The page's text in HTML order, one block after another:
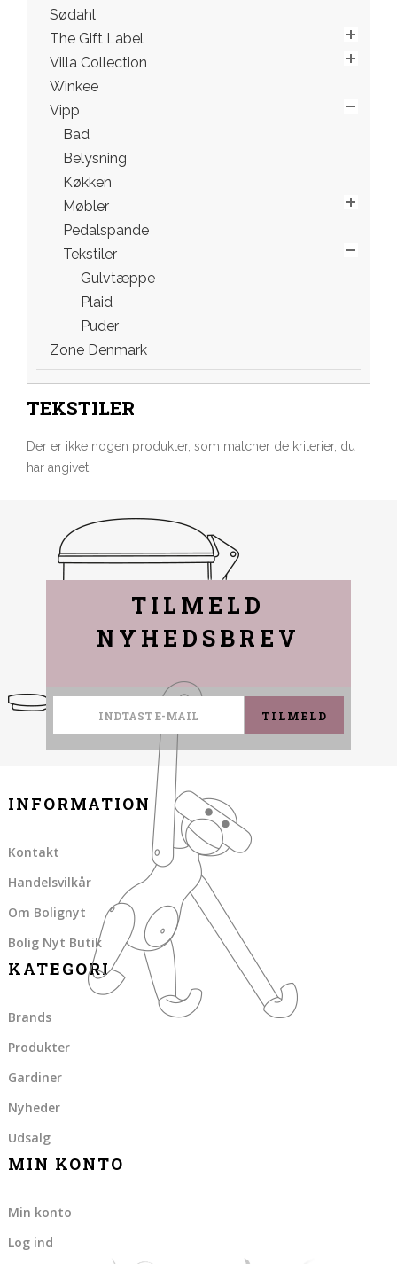
Sødahl
The Gift Label
Villa Collection
Winkee
Vipp
Bad
Belysning
Køkken
Møbler
Pedalspande
Tekstiler
Gulvtæppe
Plaid
Puder
Zone Denmark
TEKSTILER
Der er ikke nogen produkter, som matcher de kriterier, du
har angivet.
TILMELD
NYHEDSBREV
TILMELD
INFORMATION
Kontakt
Handelsvilkår
Om Bolignyt
Bolig Nyt Butik
KATEGORI
Brands
Produkter
Gardiner
Nyheder
Udsalg
MIN KONTO
Min konto
Log ind